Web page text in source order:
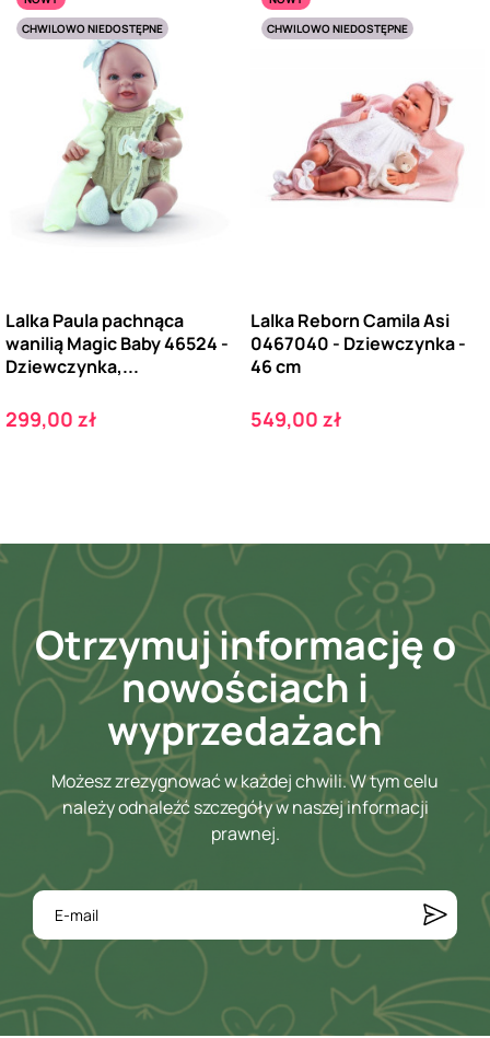
CHWILOWO NIEDOSTĘPNE
Lalka Paula pachnąca
wanilią Magic Baby 46524 -
Dziewczynka,...
Cena
299,00 zł
CHWILOWO NIEDOSTĘPNE
Lalka Reborn Camila Asi
0467040 - Dziewczynka -
46 cm
Cena
549,00 zł
Otrzymuj informację o
nowościach i
wyprzedażach
Możesz zrezygnować w każdej chwili. W tym celu
należy odnaleźć szczegóły w naszej informacji
prawnej.